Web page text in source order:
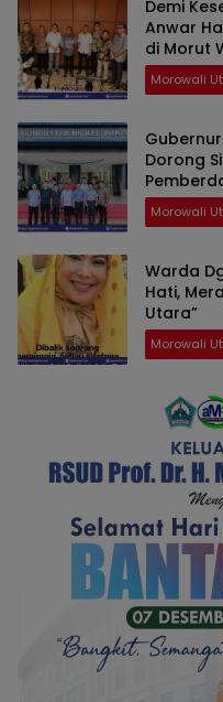
Demi
Anwar
di Morut
Morowali
Dorong
Utara
Morowali
Warda
Hati,
Utara”
Morowali